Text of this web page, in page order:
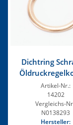
Dichtring
Artikel-Nr.:
14202
Vergleichs-
N0138293
Hersteller: